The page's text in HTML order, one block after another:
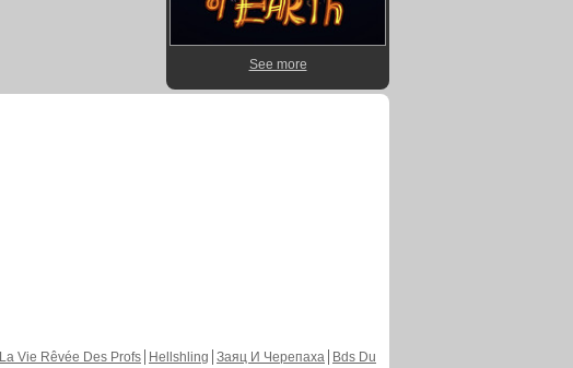
See more
La Vie Rêvée Des Profs Hellshling Заяц И Черепаха
Bds Du